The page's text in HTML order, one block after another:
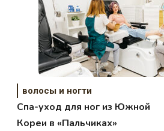
волосы и ногти
Спа-уход для ног из Южной
Кореи в «Пальчиках»